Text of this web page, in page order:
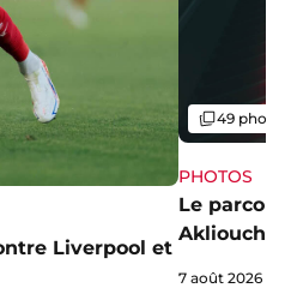
Liverpool et
PHOTOS
Le
Akliouche
Galerie
49
7 août 2026